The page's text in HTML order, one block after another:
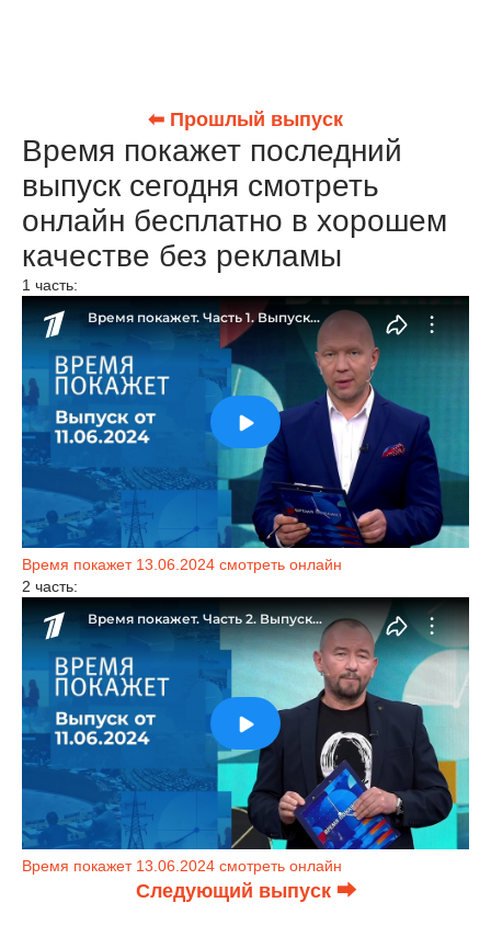
⬅ Прошлый выпуск
Время покажет последний
выпуск сегодня смотреть
онлайн бесплатно в хорошем
качестве без рекламы
1 часть:
Время покажет 13.06.2024 смотреть онлайн
2 часть:
Время покажет 13.06.2024 смотреть онлайн
Следующий выпуск ⮕